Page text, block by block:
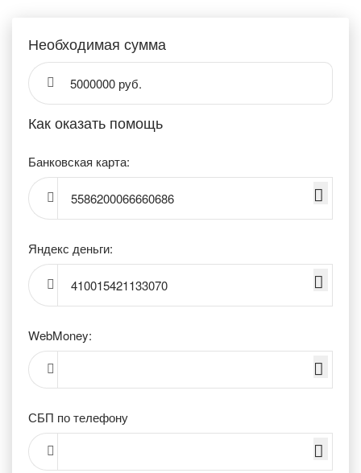
Необходимая сумма
5000000 руб.
Как оказать помощь
Банковская карта:
5586200066660686
Яндекс деньги:
410015421133070
WebMoney:
СБП по телефону